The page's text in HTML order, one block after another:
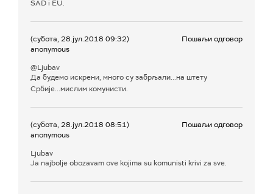
SAD i EU.
(субота, 28.јул.2018 09:32)
anonymous
Пошаљи одговор
@Ljubav
Да будемо искрени, много су забрљали...на штету
Србије...мислим комунисти.
(субота, 28.јул.2018 08:51)
anonymous
Пошаљи одговор
Ljubav
Ja najbolje obozavam ove kojima su komunisti krivi za sve.